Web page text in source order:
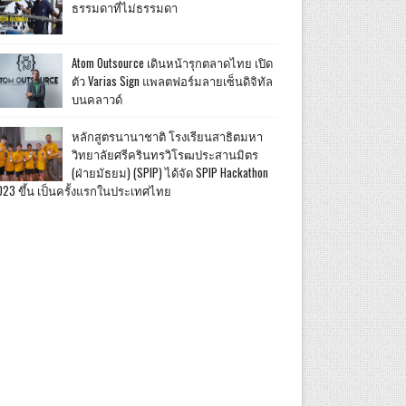
ธรรมดาที่ไม่ธรรมดา
Atom Outsource เดินหน้ารุกตลาดไทย เปิด
ตัว Varias Sign แพลตฟอร์มลายเซ็นดิจิทัล
บนคลาวด์
หลักสูตรนานาชาติ โรงเรียนสาธิตมหา
วิทยาลัยศรีครินทรวิโรฒประสานมิตร
(ฝ่ายมัธยม) (SPIP) ได้จัด SPIP Hackathon
ขึ้น เป็นครั้งแรกในประเทศไทย